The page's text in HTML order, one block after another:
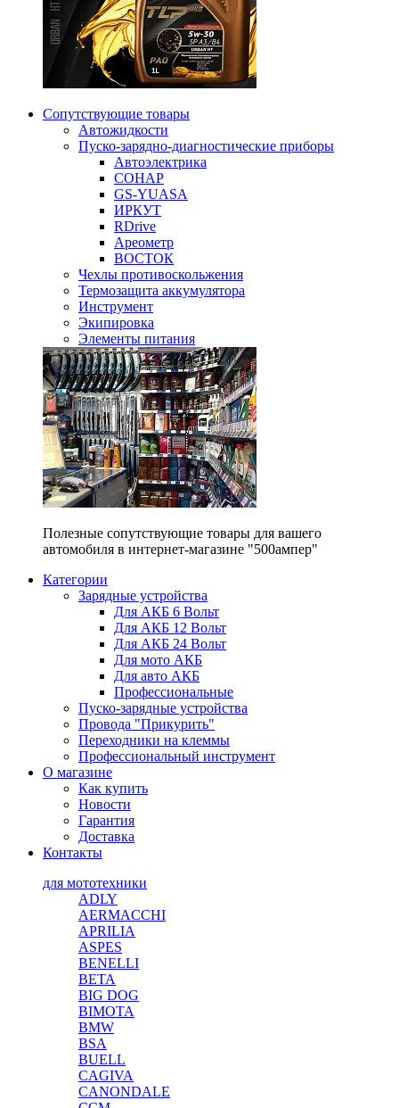
Сопутствующие товары
Автожидкости
Пуско-зарядно-диагностические приборы
Автоэлектрика
СОНАР
GS-YUASA
ИРКУТ
RDrive
Ареометр
ВОСТОК
Чехлы противоскольжения
Термозащита аккумулятора
Инструмент
Экипировка
Элементы питания
Полезные сопутствующие товары для вашего
автомобиля в интернет-магазине "500ампер"
Категории
Зарядные устройства
Для АКБ 6 Вольт
Для АКБ 12 Вольт
Для АКБ 24 Вольт
Для мото АКБ
Для авто АКБ
Профессиональные
Пуско-зарядные устройства
Провода "Прикурить"
Переходники на клеммы
Профессиональный инструмент
О магазине
Как купить
Новости
Гарантия
Доставка
Контакты
для мототехники
ADLY
AERMACCHI
APRILIA
ASPES
BENELLI
BETA
BIG DOG
BIMOTA
BMW
BSA
BUELL
CAGIVA
CANONDALE